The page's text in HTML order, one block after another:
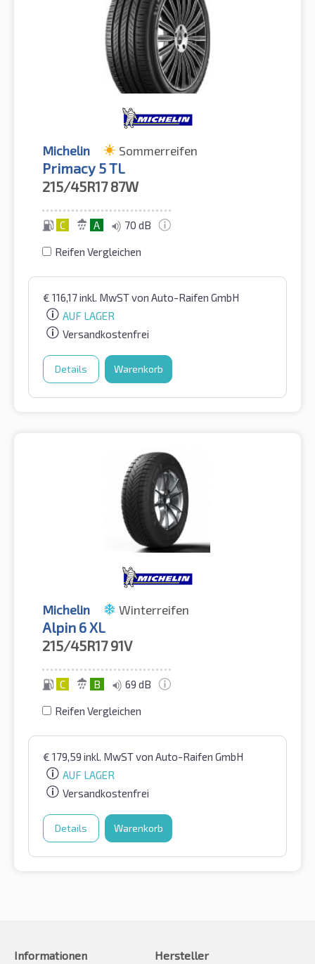
Michelin Sommerreifen
Primacy 5 TL
215/45R17 87W
C A 70 dB
Reifen Vergleichen
€ 116,17inkl. MwSTvon Auto-Raifen GmbH
AUF LAGER
Versandkostenfrei
Details Warenkorb
Michelin Winterreifen
Alpin 6 XL
215/45R17 91V
C B 69 dB
Reifen Vergleichen
€ 179,59 inkl. MwSTvon Auto-Raifen GmbH
AUF LAGER
Versandkostenfrei
Details Warenkorb
Informationen
Hersteller